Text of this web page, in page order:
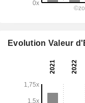
Evolution Valeur